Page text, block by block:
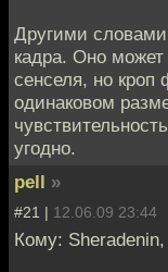
Другими
кадра. Оно может
сенселя, но кроп
одинаковом
угодно.
pell »
#21 | 12.06.09 23:44
Кому: Sheradenin,